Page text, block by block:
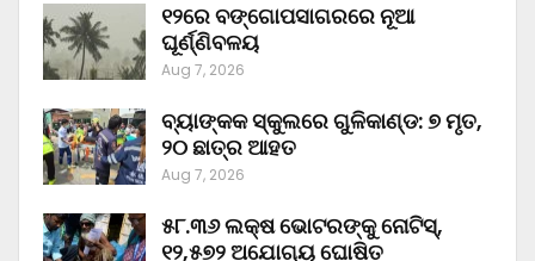
୧୨ରେ ବଙ୍ଗୋପସାଗରରେ ନୂଆ
ଘୂର୍ଣ୍ଣିବଳୟ
Aug 7, 2026
ବ୍ୟାଙ୍କକ ସ୍କୁଲରେ ଗୁଳିକାଣ୍ଡ: ୭ ମୃତ,
୨୦ ଛାତ୍ର ଆହତ
Aug 7, 2026
୫୮.୩୬ ଲକ୍ଷ ଭୋଟରଙ୍କୁ ନୋଟିସ୍‌,
୧୨,୫୭୨ ଅଯୋଗ୍ୟ ଘୋଷିତ